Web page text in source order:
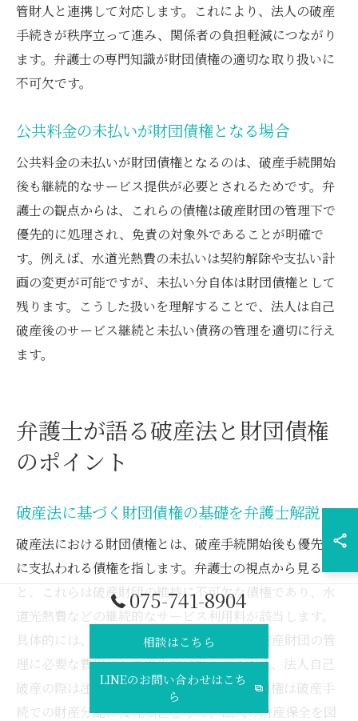
管財人と連携して対応します。これにより、法人の破産
手続きが秩序立って進み、関係者の負担軽減につながり
ます。弁護士の専門知識が財団債権の適切な取り扱いに
不可欠です。
公共料金の未払いが財団債権となる場合
公共料金の未払いが財団債権となるのは、破産手続開始
後も継続的なサービス提供が必要とされるためです。弁
護士の観点からは、これらの債権は破産財団の管理下で
優先的に処理され、免責の対象外であることが明確で
す。例えば、水道光熱費の未払いは契約解除や支払い計
画の変更が可能ですが、未払い分自体は財団債権として
残ります。こうした扱いを理解することで、法人は自己
破産後のサービス継続と未払い債務の管理を適切に行え
ます。
弁護士が語る破産法と財団債権
のポイント
破産法に基づく財団債権の基礎を弁護士解説
破産法における財団債権とは、破産手続開始後も優先的
に支払われる債権を指します。弁護士の視点から見る
と、これらは破産財団の維持に不可欠な債権であり、水
道光熱費などの継続的なサービス利用料が該当します。
具体的には、破産開始前の未払い分でも、破産財団の管
理に必要な費用として優先的に扱われるため、法人自己
破産の際は注意が必要です。つまり、財団債権は破産手
続での財産分配に優先順位を与え、法人の財産保全を図
075-741-8904
相談はこちら
LINEのお問い合わせはこち
ら